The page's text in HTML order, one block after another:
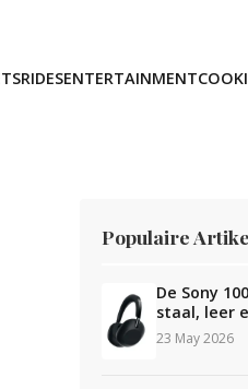
RIDESENTERTAINMENT
Populaire
De Sony
staal, leer
23 May 2026